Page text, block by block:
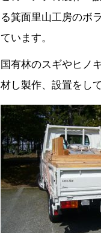
る箕面里山工房のボ
ています。
国有林のスギやヒノ
材し製作、設置をし